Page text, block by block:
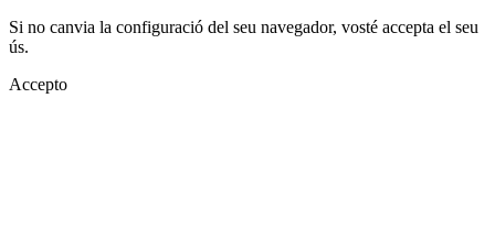
Si no canvia la configuració del seu navegador, vosté accepta el seu
ús.
Accepto